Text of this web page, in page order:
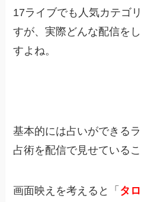
17ライブでも人気カテゴ
すが、実際どんな配信を
すよね。
基本的には占いができる
占術を配信で見せている
画面映えを考えると「 タ